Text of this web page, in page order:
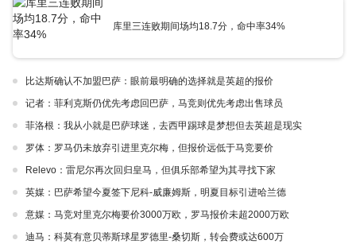
库里三连败期间场均18.7分，命中率34%
比达斯确认不加盟巴萨：眼前最明确的选择就是英超的报价
记者：菲利克斯仍优先考虑回巴萨，马竞则优先考虑出售球员
菲洛根：我从小就是巴萨球迷，去西甲踢球是梦想但去英超是现实
罗体：罗马仍未放弃引进里克尔梅，但报价远低于马竞要价
Relevo：雷尼尔再次回归皇马，但俱乐部希望为其寻找下家
英媒：巴萨希望今夏签下尼科-威廉姆斯，明夏目标引进哈兰德
意媒：马竞对里克尔梅要价3000万欧，罗马报价未超2000万欧
迪马：科莫有意贝蒂斯球星罗德里-桑切斯，转会费或达600万